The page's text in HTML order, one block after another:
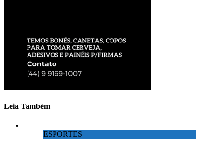
Leia Também
ESPORTES